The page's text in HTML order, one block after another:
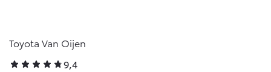
Toyota Van Oijen
9,4